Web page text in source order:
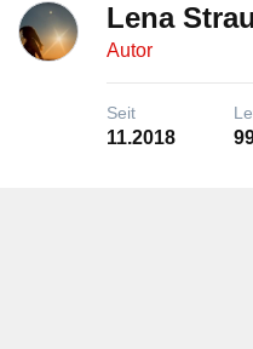
Lena
Autor
Seit
11.2018